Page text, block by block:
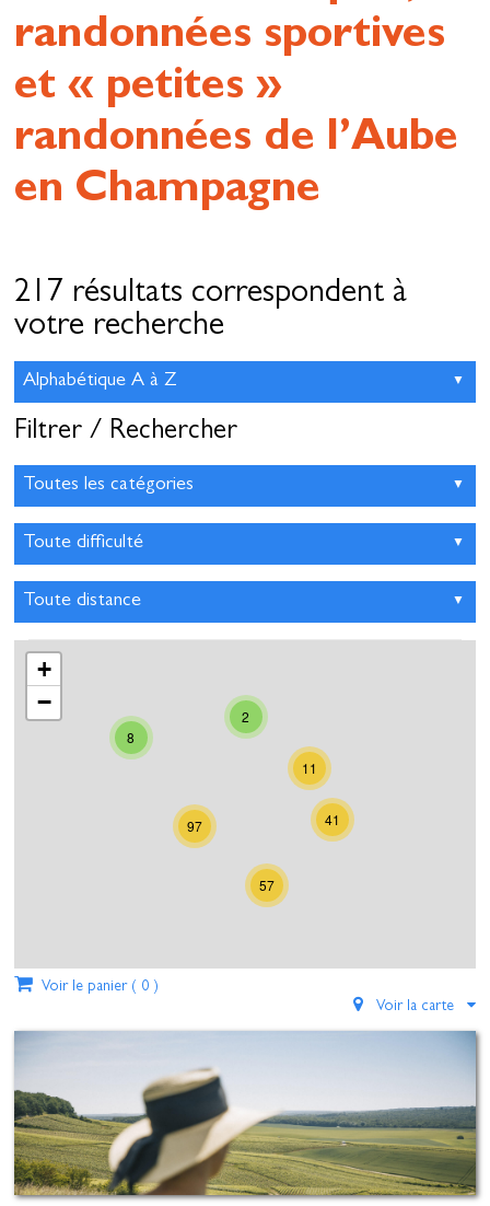
randonnées sportives
et « petites »
randonnées de l’Aube
en Champagne
217 résultats correspondent à
votre recherche
Filtrer / Rechercher
2
11
41
8
57
97
+
−
Voir le panier ( 0)
Voir la carte